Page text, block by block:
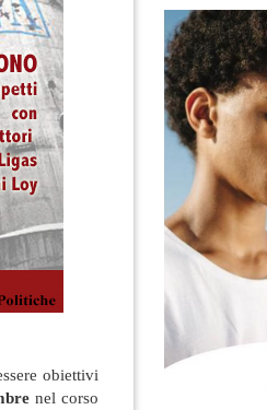
obiettivi
nel corso